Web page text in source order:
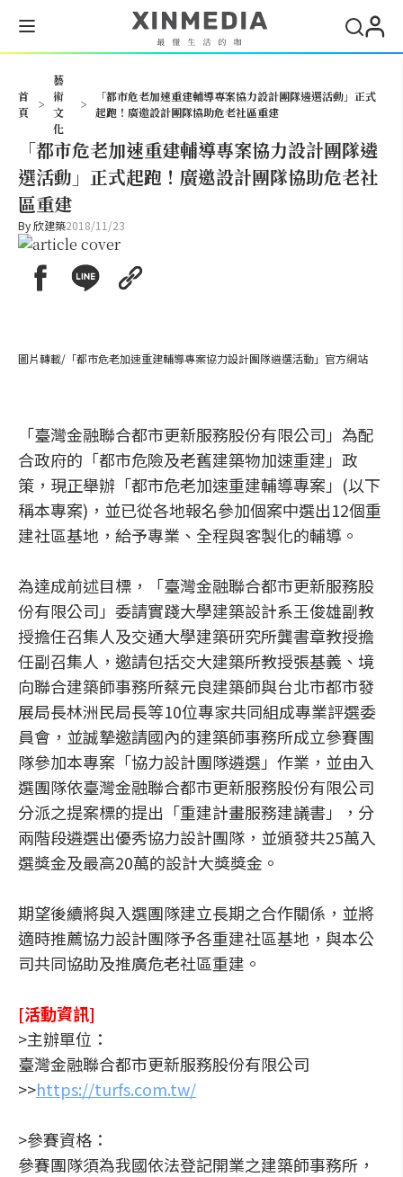
首
頁
>
藝
術
文
化
>
「都市危老加速重建輔導專案協力設計團隊遴選活動」正式
起跑！廣邀設計團隊協助危老社區重建
「都市危老加速重建輔導專案協力設計團隊遴
選活動」正式起跑！廣邀設計團隊協助危老社
區重建
By欣建築2018/11/23
圖片轉載/「都市危老加速重建輔導專案協力設計團隊遴選活動」官方網站
「臺灣金融聯合都市更新服務股份有限公司」為配
合政府的「都市危險及老舊建築物加速重建」政
策，現正舉辦「都市危老加速重建輔導專案」(以下
稱本專案)，並已從各地報名參加個案中選出12個重
建社區基地，給予專業、全程與客製化的輔導。
為達成前述目標，「臺灣金融聯合都市更新服務股
份有限公司」委請實踐大學建築設計系王俊雄副教
授擔任召集人及交通大學建築研究所龔書章教授擔
任副召集人，邀請包括交大建築所教授張基義、境
向聯合建築師事務所蔡元良建築師與台北市都市發
展局長林洲民局長等10位專家共同組成專業評選委
員會，並誠摯邀請國內的建築師事務所成立參賽團
隊參加本專案「協力設計團隊遴選」作業，並由入
選團隊依臺灣金融聯合都市更新服務股份有限公司
分派之提案標的提出「重建計畫服務建議書」，分
兩階段遴選出優秀協力設計團隊，並頒發共25萬入
選獎金及最高20萬的設計大獎獎金。
期望後續將與入選團隊建立長期之合作關係，並將
適時推薦協力設計團隊予各重建社區基地，與本公
司共同協助及推廣危老社區重建。
[活動資訊]
>主辦單位：
臺灣金融聯合都市更新服務股份有限公司
>>https://turfs.com.tw/
>參賽資格：
參賽團隊須為我國依法登記開業之建築師事務所，